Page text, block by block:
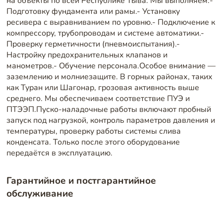
Подготовку фундамента или рамы.- Установку
ресивера с выравниванием по уровню.- Подключение к
компрессору, трубопроводам и системе автоматики.-
Проверку герметичности (пневмоиспытания).-
Настройку предохранительных клапанов и
манометров.- Обучение персонала.Особое внимание —
заземлению и молниезащите. В горных районах, таких
как Туран или Шагонар, грозовая активность выше
среднего. Мы обеспечиваем соответствие ПУЭ и
ПТЭЭП.Пуско-наладочные работы включают пробный
запуск под нагрузкой, контроль параметров давления и
температуры, проверку работы системы слива
конденсата. Только после этого оборудование
передаётся в эксплуатацию.
Гарантийное и постгарантийное
обслуживание